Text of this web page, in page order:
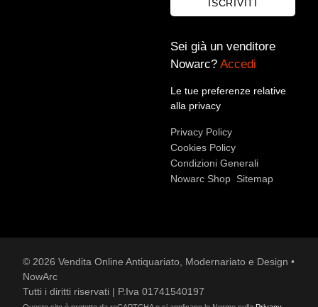
Accetto le condizioni sullaprivacy policy*.
Voglio rimanere aggiornato sulle ultime novità.
ISCRIVITI
Sei già un venditore
Nowarc? Accedi
Le tue preferenze relative
alla privacy
Privacy Policy
Cookies Policy
Condizioni Generali
Nowarc Shop Sitemap
© 2026 Vendita Online Antiquariato, Modernariato e Design •
NowArc
Tutti i diritti riservati | P.Iva 01741540197